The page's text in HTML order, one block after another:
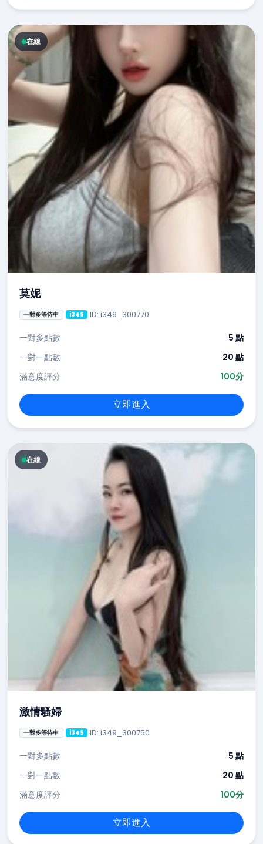
在線
莫妮
一對多等待中 i349 ID: i349_300770
一對多點數
5 點
一對一點數
20 點
滿意度評分
100分
立即進入
在線
激情騷婦
一對多等待中 i349 ID: i349_300750
一對多點數
5 點
一對一點數
20 點
滿意度評分
100分
立即進入